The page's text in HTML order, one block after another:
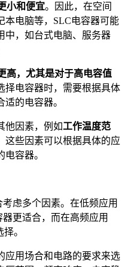
小和便宜。因此，在空间
本电脑等，SLC电容器可能
中，如台式电脑、服务器
高，尤其是对于高电容值
择电容器时，需要根据具体
的电容器。
他因素，例如工作温度范
这些因素可以根据具体的应
容器。
虑多个因素。在低频应用
更适合，而在高频应用
。
应用场合和电路的要求来选